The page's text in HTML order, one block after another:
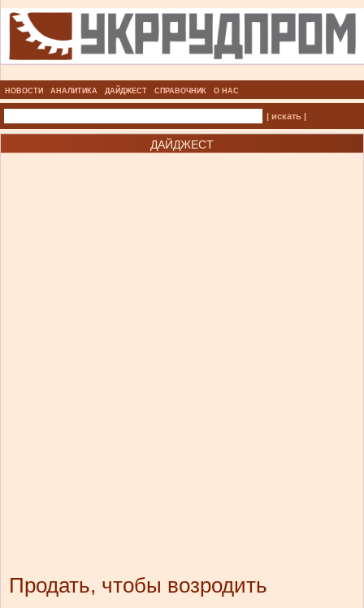
НОВОСТИ АНАЛИТИКА ДАЙДЖЕСТ СПРАВОЧНИК О НАС
| искать |
ДАЙДЖЕСТ
Продать, чтобы возродить